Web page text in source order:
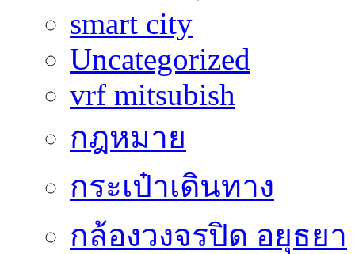
smart city
Uncategorized
vrf mitsubish
กฎหมาย
กระเป๋าเดินทาง
กล้องวงจรปิด อยุธยา